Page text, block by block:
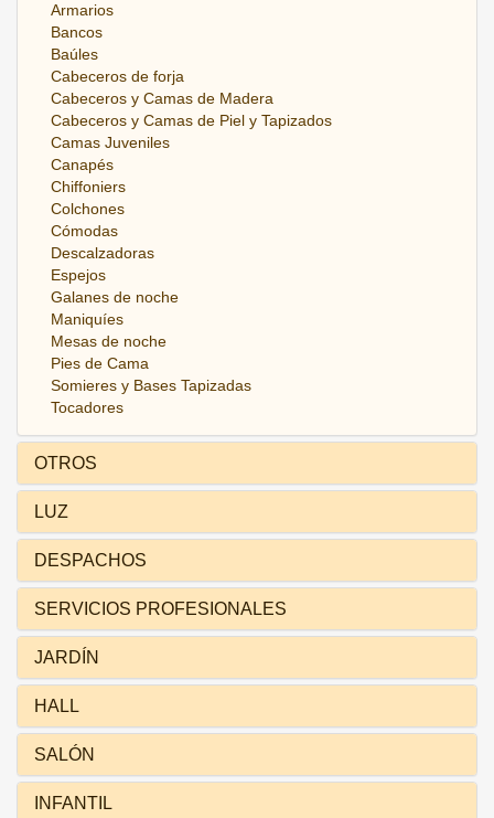
Armarios
Bancos
Baúles
Cabeceros de forja
Cabeceros y Camas de Madera
Cabeceros y Camas de Piel y Tapizados
Camas Juveniles
Canapés
Chiffoniers
Colchones
Cómodas
Descalzadoras
Espejos
Galanes de noche
Maniquíes
Mesas de noche
Pies de Cama
Somieres y Bases Tapizadas
Tocadores
OTROS
LUZ
DESPACHOS
SERVICIOS PROFESIONALES
JARDÍN
HALL
SALÓN
INFANTIL